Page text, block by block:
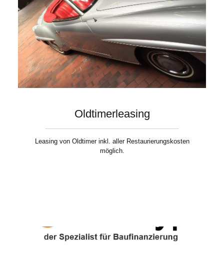
Oldtimerleasing
Leasing von Oldtimer inkl. aller Restaurierungskosten
möglich.